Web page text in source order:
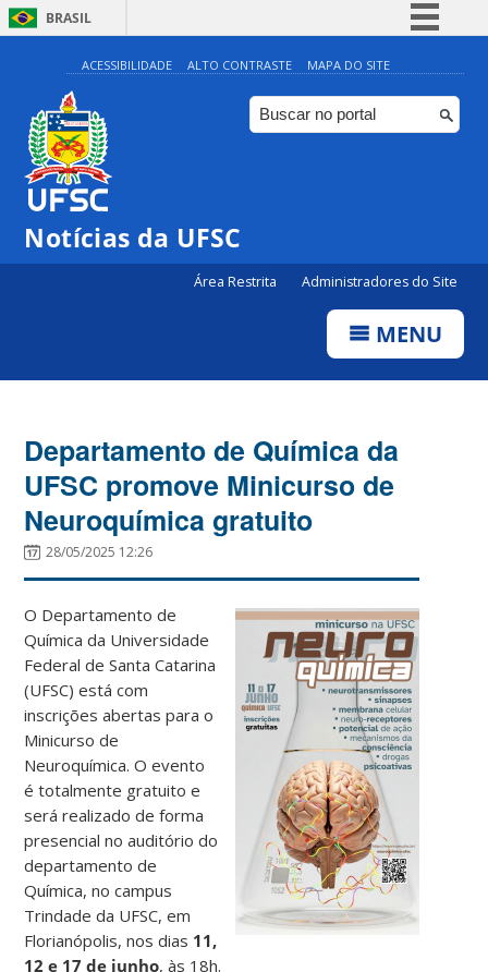
BRASIL
Simplifique!
Comunica BR
Participe
ACESSIBILIDADE ALTO CONTRASTE MAPA DO SITE
Notícias da UFSC
Área Restrita Administradores do Site
MENU
Departamento de Química da
UFSC promove Minicurso de
Neuroquímica gratuito
28/05/2025 12:26
O Departamento de
Química da Universidade
Federal de Santa Catarina
(UFSC) está com
inscrições abertas para o
Minicurso de
Neuroquímica. O evento
é totalmente gratuito e
será realizado de forma
presencial no auditório do
departamento de
Química, no campus
Trindade da UFSC, em
Florianópolis, nos dias 11,
12 e 17 de junho, às 18h.